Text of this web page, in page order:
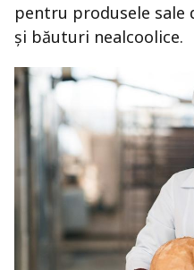
pentru produsele sale
și băuturi nealcoolice.